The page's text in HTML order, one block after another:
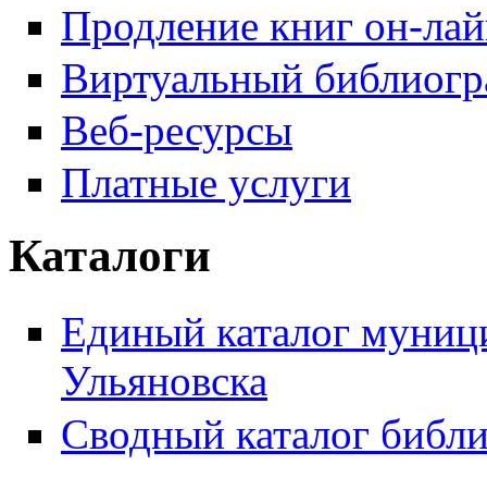
Продление книг он-
Виртуальный
Веб-ресурсы
Платные услуги
Каталоги
Единый каталог
Ульяновска
Сводный каталог